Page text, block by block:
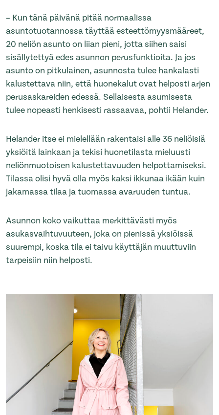
– Kun tänä päivänä pitää normaalissa
asuntotuotannossa täyttää esteettömyysmääreet,
20 neliön asunto on liian pieni, jotta siihen saisi
sisällytettyä edes asunnon perusfunktioita. Ja jos
asunto on pitkulainen, asunnosta tulee hankalasti
kalustettava niin, että huonekalut ovat helposti arjen
perusaskareiden edessä. Sellaisesta asumisesta
tulee nopeasti henkisesti rassaavaa, pohtii Helander.
Helander itse ei mielellään rakentaisi alle 36 neliöisiä
yksiöitä lainkaan ja tekisi huonetilasta mieluusti
neliönmuotoisen kalustettavuuden helpottamiseksi.
Tilassa olisi hyvä olla myös kaksi ikkunaa ikään kuin
jakamassa tilaa ja tuomassa avaruuden tuntua.
Asunnon koko vaikuttaa merkittävästi myös
asukasvaihtuvuuteen, joka on pienissä yksiöissä
suurempi, koska tila ei taivu käyttäjän muuttuviin
tarpeisiin niin helposti.